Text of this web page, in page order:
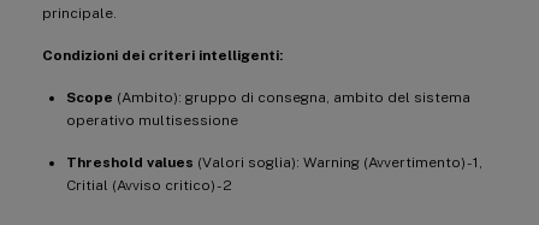
principale.
Condizioni dei criteri intelligenti:
Scope (Ambito): gruppo di consegna, ambito del sistema
operativo multisessione
Threshold values (Valori soglia): Warning (Avvertimento) - 1,
Critial (Avviso critico) - 2